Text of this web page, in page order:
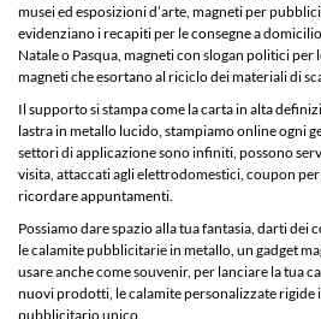
musei ed esposizioni d’arte, magneti per
evidenziano i recapiti per le consegne a
Natale o Pasqua, magneti con slogan politici
magneti che esortano al riciclo dei materiali di
Il supporto si stampa come la carta in alta
lastra in metallo lucido, stampiamo online ogni
settori di applicazione sono infiniti, possono
visita, attaccati agli elettrodomestici, coupon
ricordare appuntamenti.
Possiamo dare spazio alla tua fantasia, darti dei
le calamite pubblicitarie in metallo, un gadget
usare anche come souvenir, per lanciare la tua
nuovi prodotti, le calamite personalizzate rigide
pubblicitario unico.